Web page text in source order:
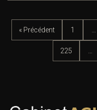
« Précédent 1
225